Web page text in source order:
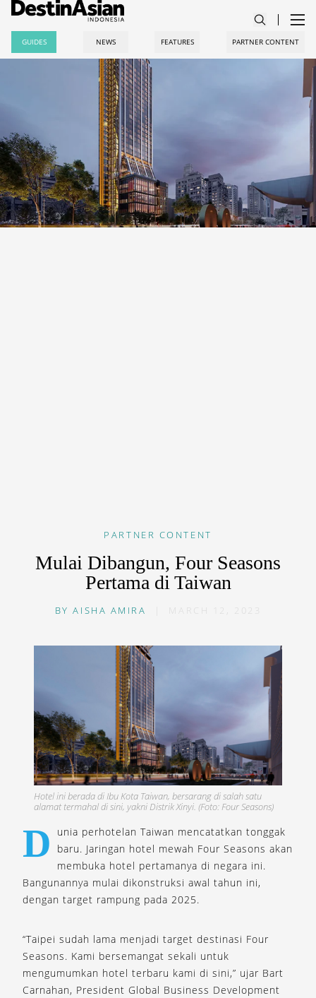
GUIDES NEWS FEATURES PARTNER CONTENT
PARTNER CONTENT
Mulai Dibangun, Four Seasons
Pertama di Taiwan
BYAISHA AMIRA MARCH 12, 2023
Hotel ini berada di Ibu Kota Taiwan, bersarang di salah satu
alamat termahal di sini, yakni Distrik Xinyi. (Foto: Four Seasons)
D
unia perhotelan Taiwan mencatatkan tonggak
baru. Jaringan hotel mewah Four Seasons akan
membuka hotel pertamanya di negara ini.
Bangunannya mulai dikonstruksi awal tahun ini,
dengan target rampung pada 2025.
“Taipei sudah lama menjadi target destinasi Four
Seasons. Kami bersemangat sekali untuk
mengumumkan hotel terbaru kami di sini,” ujar Bart
Carnahan, President Global Business Development